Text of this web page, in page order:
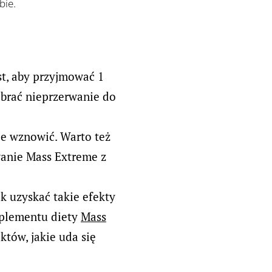
💪
aby przyjmować 1
nieprzerwanie do
wznowić. Warto też
Mass Extreme z
uzyskać takie efekty
diety Mass
jakie uda się